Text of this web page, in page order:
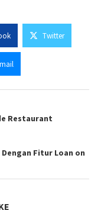
Twitter
Restaurant
Fitur Loan on